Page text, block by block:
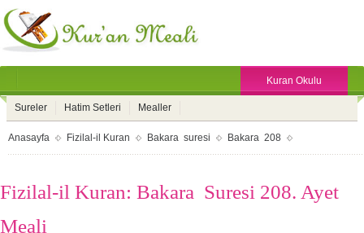
Kuran Okulu
Sureler Hatim Setleri Mealler
Anasayfa Fizilal-il Kuran Bakara suresi Bakara 208
Fizilal-il Kuran: Bakara Suresi 208. Ayet
Meali